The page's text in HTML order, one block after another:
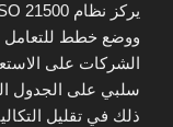
ووضع خطط للتعامل
الشركات على
سلبي على الجدول
ذلك في تقليل